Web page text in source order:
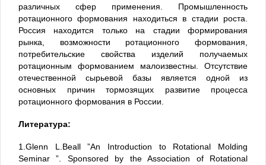
различных сфер применения. Промышленность
ротационного формования находиться в стадии роста.
Россия находится только на стадии формирования
рынка, возможности ротационного формования,
потребительские свойства изделий получаемых
ротационным формованием малоизвестны. Отсутствие
отечественной сырьевой базы является одной из
основных причин тормозящих развитие процесса
ротационного формования в России.
Литература:
1.Glenn L.Beall ”An Introduction to Rotational Molding
Seminar ”. Sponsored by the Association of Rotational